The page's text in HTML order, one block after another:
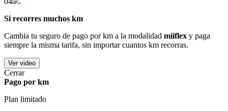
Si recorres muchos km
Cambia tu seguro de pago por km a la modalidad miiflex y paga
siempre la misma tarifa, sin importar cuantos km recorras.
Ver video
Cerrar
Pago por km
Plan limitado